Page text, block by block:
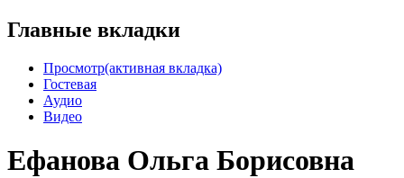
Главные вкладки
Просмотр(активная вкладка)
Гостевая
Аудио
Видео
Ефанова Ольга Борисовна